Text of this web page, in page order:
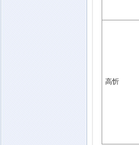
高忻